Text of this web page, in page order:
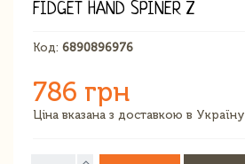
FIDGET HAND SPINER Z
Код: 6890896976
786 грн
Ціна вказана з доставкою в Україну